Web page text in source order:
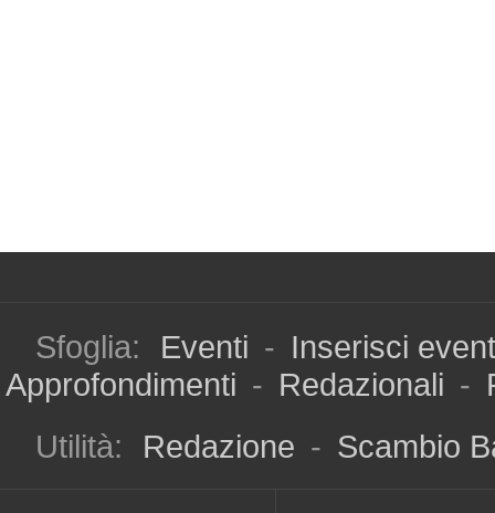
Sfoglia: Eventi - Inserisci
Approfondimenti - Redazionali -
Utilità:
Redazione - Scambio